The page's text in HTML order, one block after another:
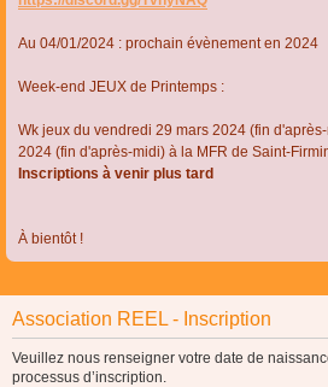
Au 04/01/2024 : prochain évènement en 2024
Week-end JEUX de Printemps :
Wk jeux du vendredi 29 mars 2024 (fin
2024 (fin d'après-midi) à la MFR de Saint-
Inscriptions à venir plus tard
À bientôt !
Association REEL - Inscription
Veuillez nous renseigner votre date de
processus d’inscription.